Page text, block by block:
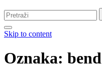
Pretraga:
Skip to content
Oznaka: bend